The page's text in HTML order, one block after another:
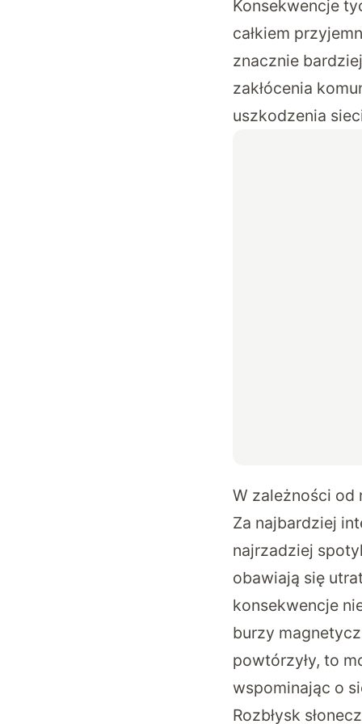
Konsekwencje
całkiem
znacznie
zakłócenia
uszkodzenia
W zależności od
Za najbardziej
najrzadziej
obawiają się
konsekwencje
burzy
powtórzyły, to
wspominając o
Rozbłysk